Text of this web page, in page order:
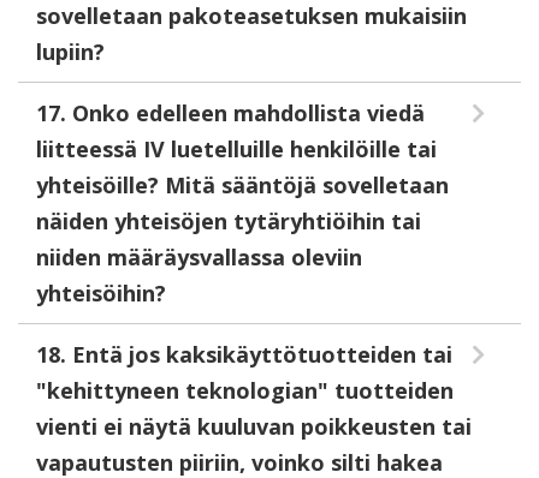
sovelletaan pakoteasetuksen mukaisiin
lupiin?
17. Onko edelleen mahdollista viedä
liitteessä IV luetelluille henkilöille tai
yhteisöille? Mitä sääntöjä sovelletaan
näiden yhteisöjen tytäryhtiöihin tai
niiden määräysvallassa oleviin
yhteisöihin?
18. Entä jos kaksikäyttötuotteiden tai
"kehittyneen teknologian" tuotteiden
vienti ei näytä kuuluvan poikkeusten tai
vapautusten piiriin, voinko silti hakea